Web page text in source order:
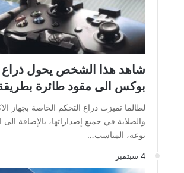
شاهد هذا الشخص يحول
بوكس الى مقود طائرة
لطالما تميزت ذراع التحكم الخاصة بجهاز
والصلابة في جميع إصداراتها، بالإضافة
نوعه، المناسب…
4 سبتمبر